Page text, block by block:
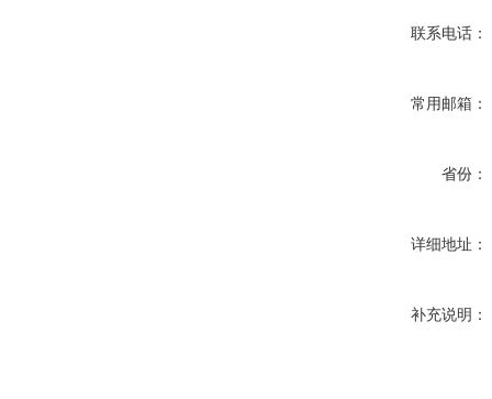
联系电话：
常用邮箱：
省份：
详细地址：
补充说明：